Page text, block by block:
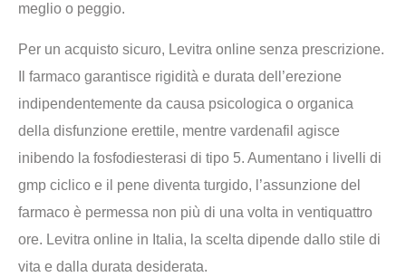
meglio o peggio.
Per un acquisto sicuro, Levitra online senza prescrizione.
Il farmaco garantisce rigidità e durata dell’erezione
indipendentemente da causa psicologica o organica
della disfunzione erettile, mentre vardenafil agisce
inibendo la fosfodiesterasi di tipo 5. Aumentano i livelli di
gmp ciclico e il pene diventa turgido, l’assunzione del
farmaco è permessa non più di una volta in ventiquattro
ore. Levitra online in Italia, la scelta dipende dallo stile di
vita e dalla durata desiderata.